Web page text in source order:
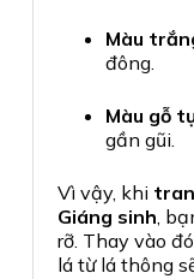
Màu
đông.
Màu gỗ
gần gũi.
Vì vậy, khi
Giáng sinh,
rỡ. Thay vào
lá từ lá thông